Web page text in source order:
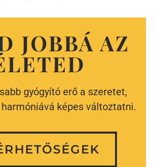
JOBBÁ AZ
gyógyító erő a szeretet,
képes változtatni.